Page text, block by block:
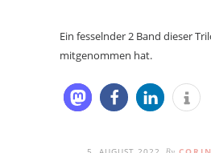
Ein fesselnder 2 Band dieser
mitgenommen hat.